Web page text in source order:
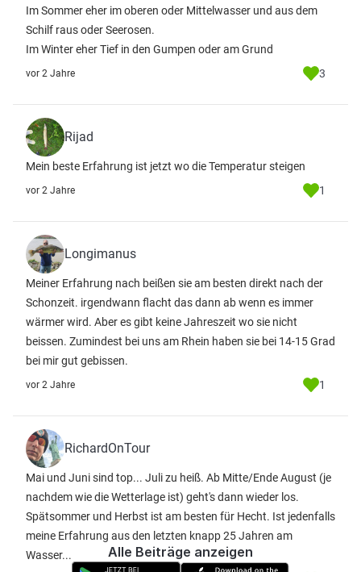
Im Sommer eher im oberen oder Mittelwasser und aus dem
Schilf raus oder Seerosen.
Im Winter eher Tief in den Gumpen oder am Grund
vor 2 Jahre 3
Rijad
Mein beste Erfahrung ist jetzt wo die Temperatur steigen
vor 2 Jahre 1
Longimanus
Meiner Erfahrung nach beißen sie am besten direkt nach der
Schonzeit. irgendwann flacht das dann ab wenn es immer
wärmer wird. Aber es gibt keine Jahreszeit wo sie nicht
beissen. Zumindest bei uns am Rhein haben sie bei 14-15 Grad
bei mir gut gebissen.
vor 2 Jahre 1
RichardOnTour
Mai und Juni sind top... Juli zu heiß. Ab Mitte/Ende August (je
nachdem wie die Wetterlage ist) geht's dann wieder los.
Spätsommer und Herbst ist am besten für Hecht. Ist jedenfalls
meine Erfahrung aus den letzten knapp 25 Jahren am
Wasser...
Alle Beiträge anzeigen